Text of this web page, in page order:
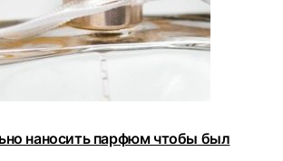
наносить парфюм чтобы был